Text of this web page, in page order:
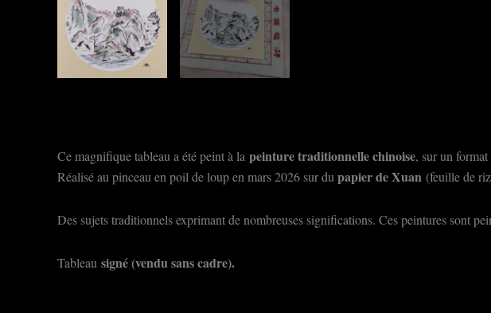
Ce magnifique tableau a été peint à la peinture traditionnelle chinoise, sur un format
Réalisé au pinceau en poil de loup en mars 2026 sur dupapier de Xuan (feuille de
Des sujets traditionnels exprimant de nombreuses significations. Ces peintures sont
Tableau signé (vendu sans cadre).